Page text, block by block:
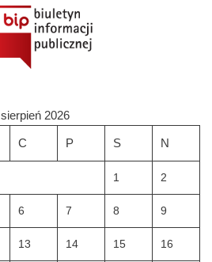
sierpień 2026
C P S N
1 2
6 7 8 9
13 14 15 16